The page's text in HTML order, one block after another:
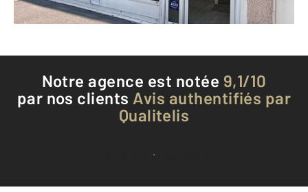
Téléphoner à l'agence
Notre agence est notée 9,1/10
par nos clients Avis authentifiés par
Qualitelis
Voir tous les avis clients